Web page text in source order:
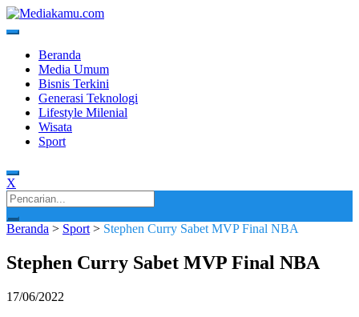
Skip
to
MEDIAKAMU.com
Media Terkini untuk Generasi Milenial!
Beranda
Media Umum
Bisnis Terkini
Generasi Teknologi
Lifestyle Milenial
Wisata
Sport
X
Search
for:
Beranda > Sport > Stephen Curry Sabet MVP Final NBA
Stephen Curry Sabet MVP Final NBA
17/06/2022